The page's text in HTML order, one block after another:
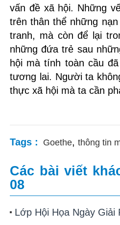
vấn đề xã hội. Những
trên thân thể những
tranh, mà còn để lại
những đứa trẻ sau
hội mà tính toàn cầu
tương lai. Người ta
thực xã hội mà ta cần
Tags : Goethe, thông tin
Các bài viết
08
Lớp Hội Họa Ngày Giải